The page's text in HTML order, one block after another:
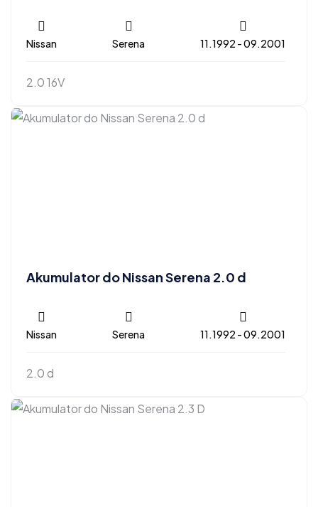
Nissan Serena 11.1992 - 09.2001
2.0 16V
Akumulator do Nissan Serena 2.0 d
Nissan Serena 11.1992 - 09.2001
2.0 d